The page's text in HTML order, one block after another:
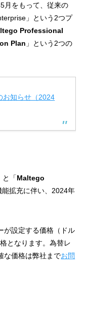
月をもって、従来の
」という2つプ
Professional
Plan 」という2つの
お知らせ（2024
と「Maltego
能拡充に伴い、2024年
が設定する価格（ドル
となります。為替レ
な価格は弊社までお問